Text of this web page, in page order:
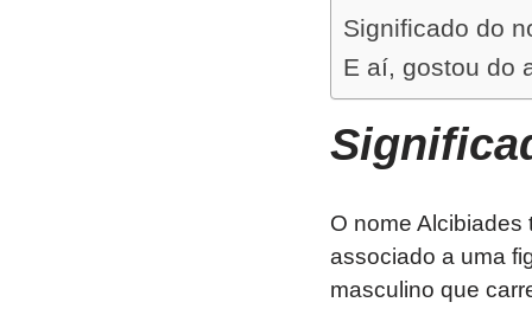
Significado do
E aí, gostou do
O nome Alcibiades
associado a uma
masculino que